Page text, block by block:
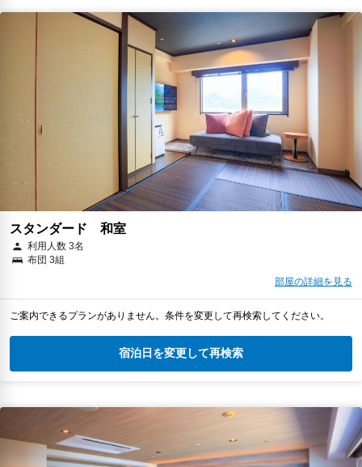
スタンダード 和室
利用人数 3名
布団 3組
部屋の詳細を見る
ご案内できるプランがありません。条件を変更して再検索してください。
宿泊日を変更して再検索